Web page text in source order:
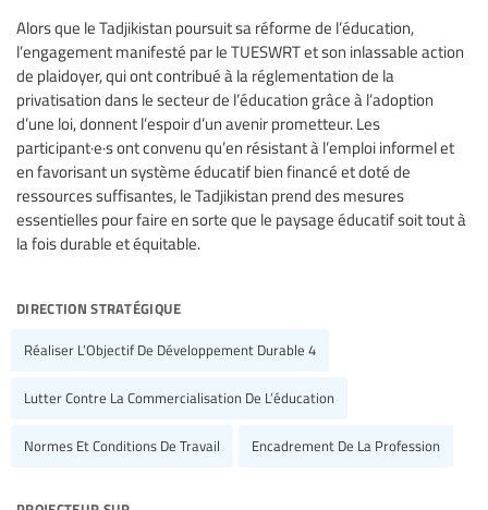
Alors que le Tadjikistan poursuit sa réforme de l’éducation,
l’engagement manifesté par le TUESWRT et son inlassable action
de plaidoyer, qui ont contribué à la réglementation de la
privatisation dans le secteur de l’éducation grâce à l’adoption
d’une loi, donnent l’espoir d’un avenir prometteur. Les
participant·e·s ont convenu qu’en résistant à l’emploi informel et
en favorisant un système éducatif bien financé et doté de
ressources suffisantes, le Tadjikistan prend des mesures
essentielles pour faire en sorte que le paysage éducatif soit tout à
la fois durable et équitable.
direction stratégique
Réaliser L’Objectif De Développement Durable 4
Lutter Contre La Commercialisation De L’éducation
Normes Et Conditions De Travail Encadrement De La Profession